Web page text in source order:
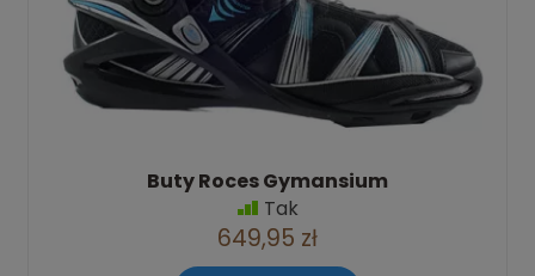
Buty Roces Gymansium
Tak
649,95 zł